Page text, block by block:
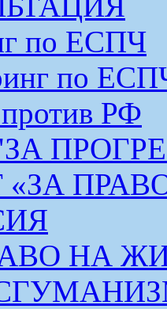
по ЕСПЧ
по
РФ
«ЗА
НА